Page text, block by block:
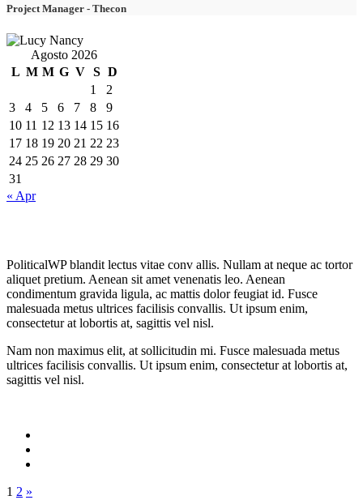
Project Manager - Thecon
Agosto 2026
L M M G V S D
1
2
3
4 5 6 7 8
9
10 11 12 13 14 15 16
17 18 19 20 21 22 23
24 25 26 27 28 29 30
31
« Apr
PoliticalWP blandit lectus vitae conv allis. Nullam at neque ac tortor
aliquet pretium. Aenean sit amet venenatis leo. Aenean
condimentum gravida ligula, ac mattis dolor feugiat id. Fusce
malesuada metus ultrices facilisis convallis. Ut ipsum enim,
consectetur at lobortis at, sagittis vel nisl.
Nam non maximus elit, at sollicitudin mi. Fusce malesuada metus
ultrices facilisis convallis. Ut ipsum enim, consectetur at lobortis at,
sagittis vel nisl.
1 2 »